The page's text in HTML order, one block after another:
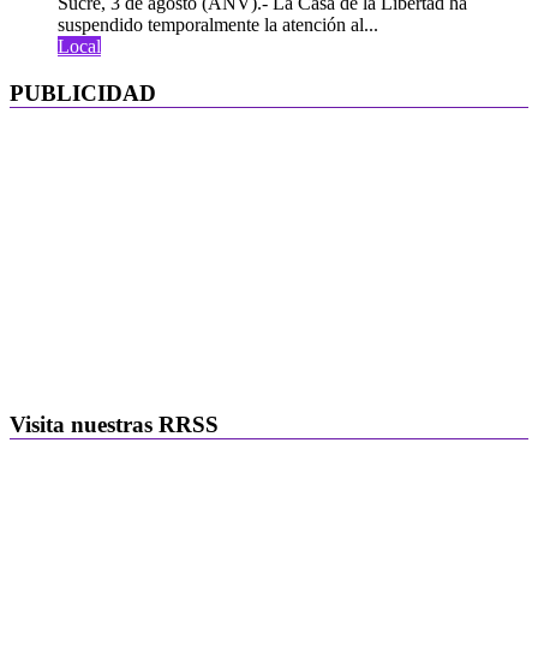
suspendido temporalmente la atención al...
Local
PUBLICIDAD
Visita nuestras RRSS